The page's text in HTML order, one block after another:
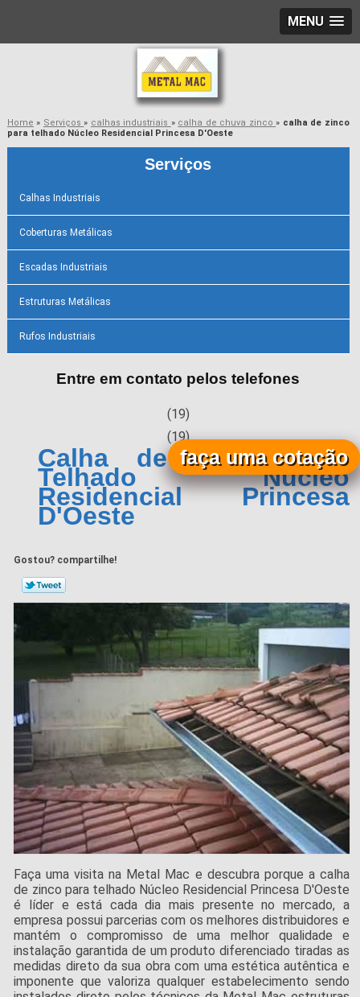
MENU
Home » Serviços» calhas industriais » calha de chuva zinco» calha de zinco
para telhado Núcleo Residencial Princesa D'Oeste
Serviços
Calhas Industriais
Coberturas Metálicas
Escadas Industriais
Estruturas Metálicas
Rufos Industriais
Entre em contato pelos telefones
(19)
(19)
Calha de Zinco para
Telhado Núcleo
Residencial Princesa
D'Oeste
Gostou? compartilhe!
Faça uma visita na Metal Mac e descubra porque a calha
de zinco para telhado Núcleo Residencial Princesa D'Oeste
é líder e está cada dia mais presente no mercado, a
empresa possui parcerias com os melhores distribuidores e
mantém o compromisso de uma melhor qualidade e
instalação garantida de um produto diferenciado tiradas as
medidas direto da sua obra com uma estética autêntica e
imponente que valoriza qualquer estabelecimento sendo
faça uma cotação